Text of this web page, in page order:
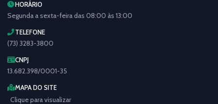
HORÁRIO
Segunda a sexta-feira das 08:00 às 13:00
TELEFONE
(73) 3283-3800
CNPJ
13.682.398/0001-35
MAPA DO SITE
Clique para visualizar